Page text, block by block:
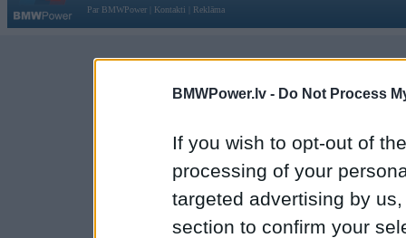
BMWPower.lv - Do Not Process
If you wish to opt-out of
processing of your
targeted advertising by
section to confirm your
Par BMWPower
Kontakti Reklāma